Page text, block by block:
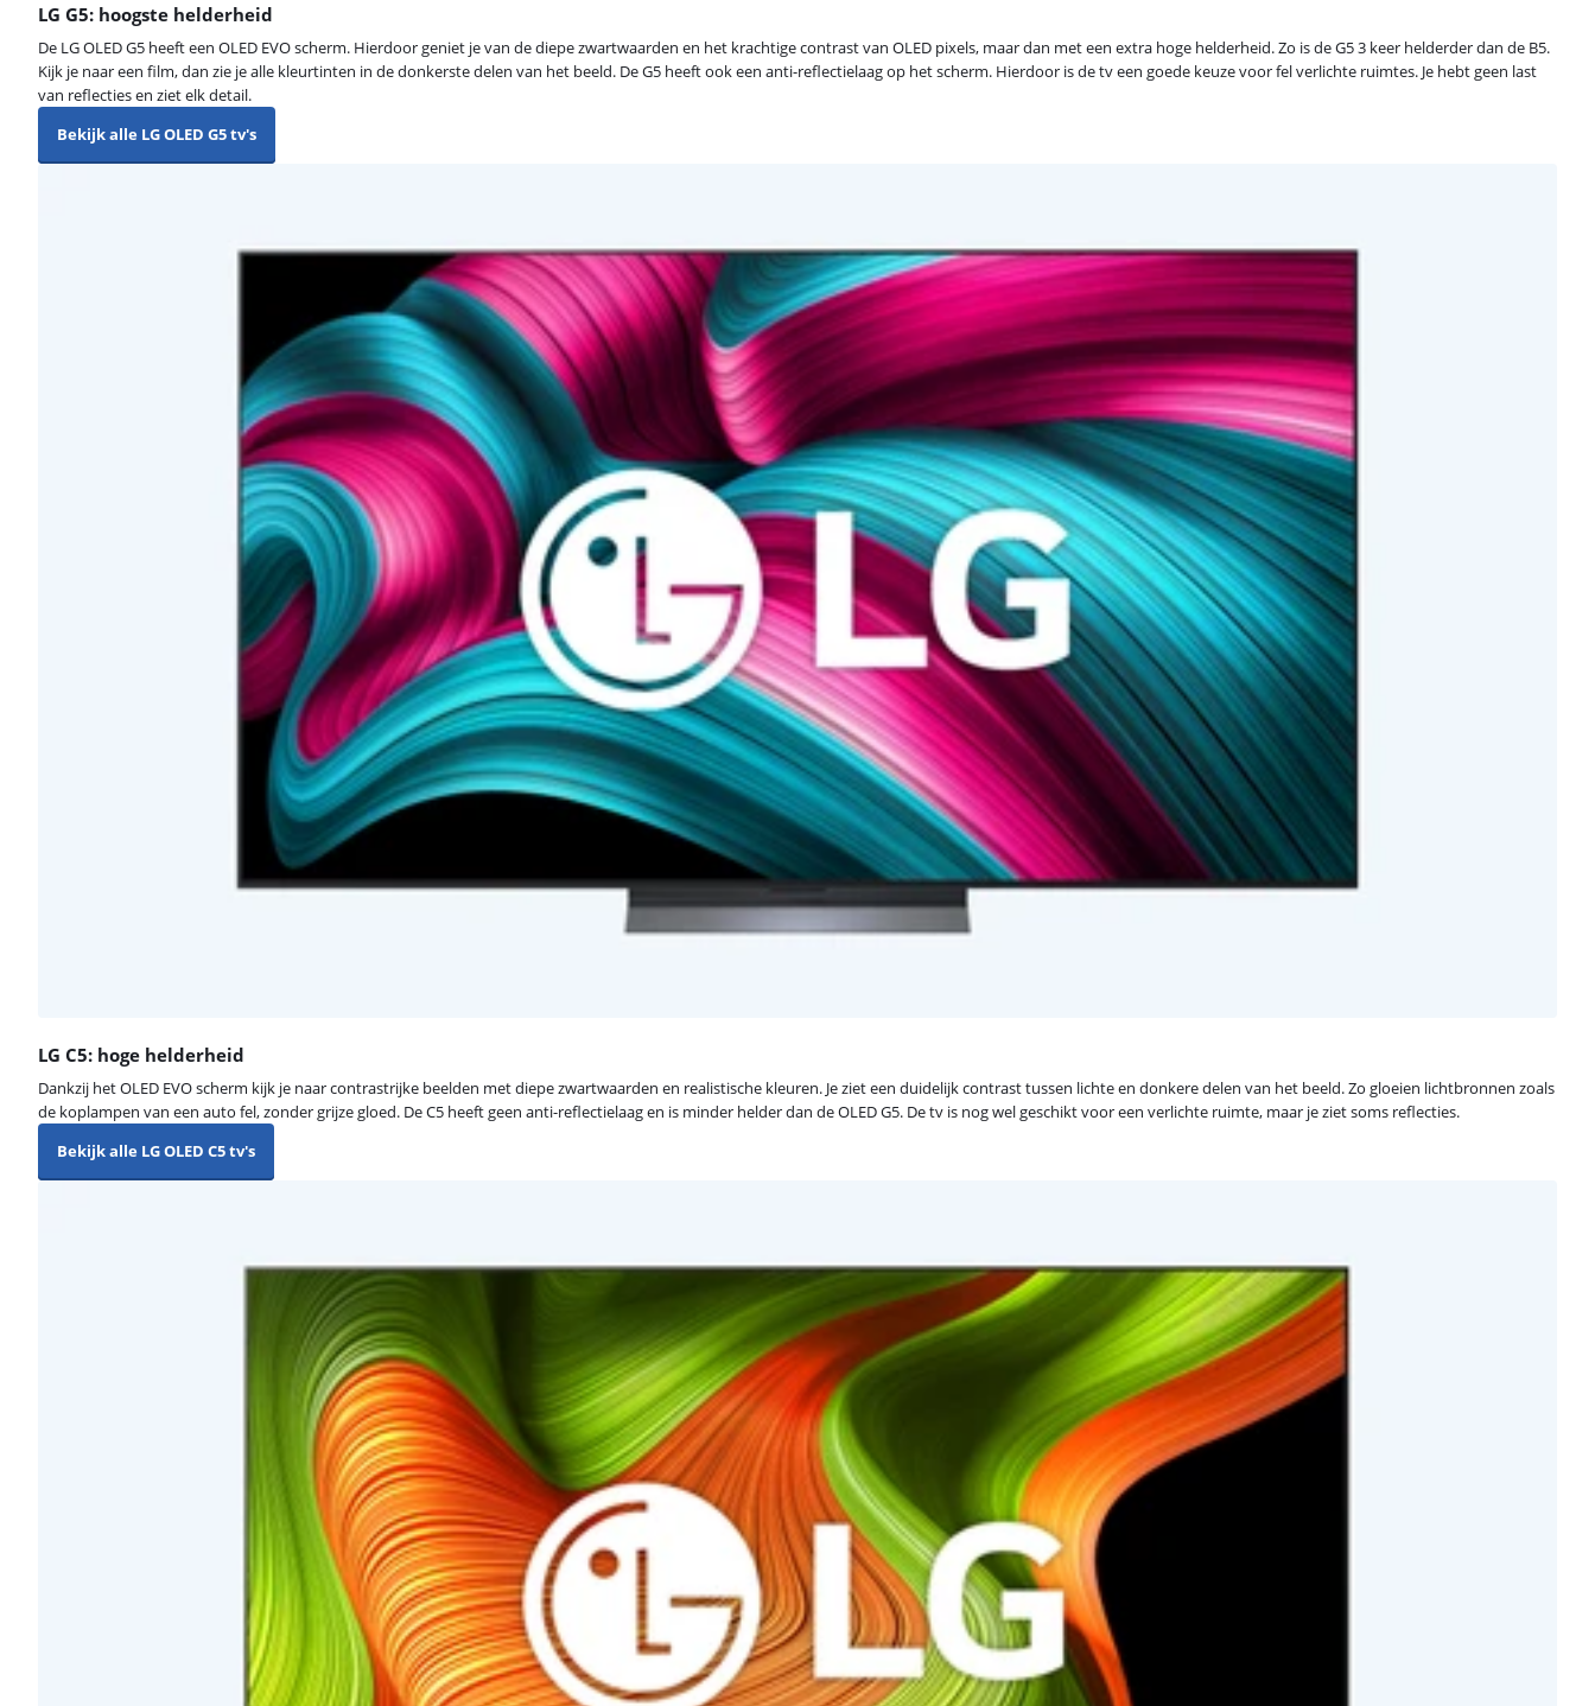
LG G5: hoogste helderheid
De LG OLED G5 heeft een OLED EVO scherm. Hierdoor geniet je van de diepe zwartwaarden en het krachtige contrast van OLED pixels, maar dan met een extra hoge helderheid. Zo is de G5 3 keer helderder dan de B5.
Kijk je naar een film, dan zie je alle kleurtinten in de donkerste delen van het beeld. De G5 heeft ook een anti-reflectielaag op het scherm. Hierdoor is de tv een goede keuze voor fel verlichte ruimtes. Je hebt geen last
van reflecties en ziet elk detail.
Bekijk alle LG OLED G5 tv's
LG C5: hoge helderheid
Dankzij het OLED EVO scherm kijk je naar contrastrijke beelden met diepe zwartwaarden en realistische kleuren. Je ziet een duidelijk contrast tussen lichte en donkere delen van het beeld. Zo gloeien lichtbronnen zoals
de koplampen van een auto fel, zonder grijze gloed. De C5 heeft geen anti-reflectielaag en is minder helder dan de OLED G5. De tv is nog wel geschikt voor een verlichte ruimte, maar je ziet soms reflecties.
Bekijk alle LG OLED C5 tv's